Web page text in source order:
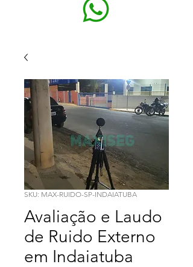
SKU: MAX-RUIDO-SP-INDAIATUBA
Avaliação e Laudo
de Ruido Externo
em Indaiatuba